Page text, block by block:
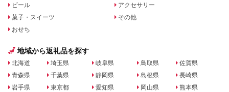
ビール
菓子・スイーツ
おせち
アクセサリー
その他
地域から返礼品を探す
北海道
青森県
岩手県
埼玉県
千葉県
東京都
岐阜県
静岡県
愛知県
鳥取県
島根県
岡山県
佐賀県
長崎県
熊本県